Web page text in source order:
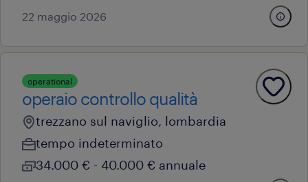
22 maggio 2026
operational
operaio controllo qualità
trezzano sul naviglio, lombardia
tempo indeterminato
34.000 € - 40.000 € annuale